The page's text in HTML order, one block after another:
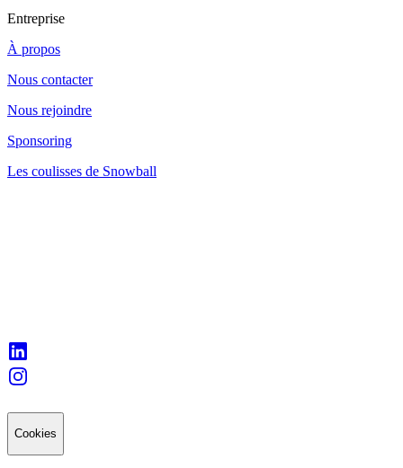
Entreprise
À propos
Nous contacter
Nous rejoindre
Sponsoring
Les coulisses de Snowball
Cookies